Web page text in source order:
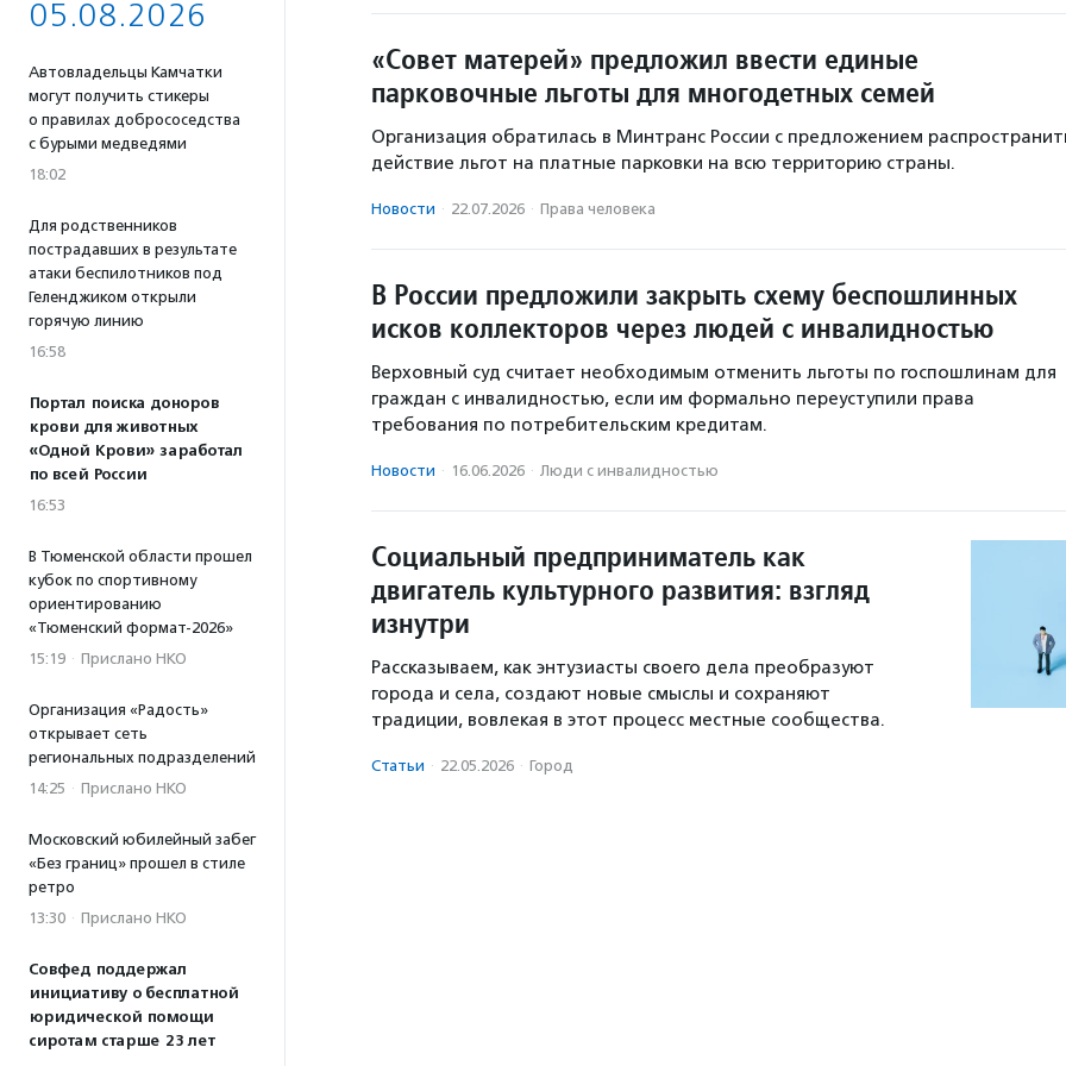
05.08.2026
Автовладельцы Камчатки
могут получить стикеры
о правилах добрососедства
с бурыми медведями
18:02
Для родственников
пострадавших в результате
атаки беспилотников под
Геленджиком открыли
горячую линию
16:58
Портал поиска доноров
крови для животных
«Одной Крови» заработал
по всей России
16:53
В Тюменской области прошел
кубок по спортивному
ориентированию
«Тюменский формат-2026»
15:19 · Прислано НКО
Организация «Радость»
открывает сеть
региональных подразделений
14:25 · Прислано НКО
Московский юбилейный забег
«Без границ» прошел в стиле
ретро
13:30 · Прислано НКО
Совфед поддержал
инициативу о бесплатной
юридической помощи
сиротам старше 23 лет
«Совет матерей» предложил ввести единые
парковочные льготы для многодетных семей
Организация обратилась в Минтранс России с предложением
действие льгот на платные парковки на всю территорию страны.
Новости · 22.07.2026 · Права человека
В России предложили закрыть схему беспошлинных
исков коллекторов через людей с инвалидностью
Верховный суд считает необходимым отменить льготы по госпошлинам для
граждан с инвалидностью, если им формально переуступили права
требования по потребительским кредитам.
Новости · 16.06.2026 · Люди с инвалидностью
Социальный предприниматель как
двигатель культурного развития: взгляд
изнутри
Рассказываем, как энтузиасты своего дела преобразуют
города и села, создают новые смыслы и сохраняют
традиции, вовлекая в этот процесс местные сообщества.
Статьи · 22.05.2026 · Город